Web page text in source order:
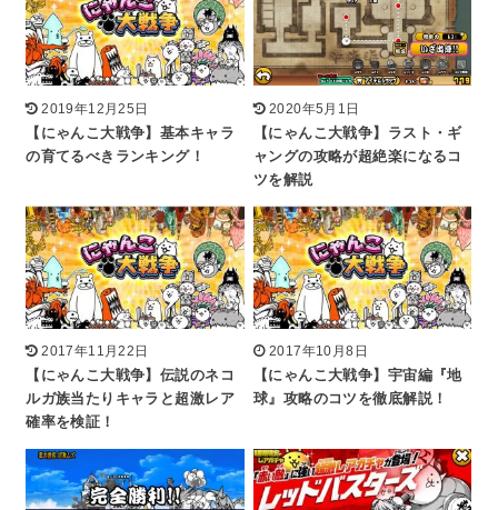
2019年12月25日
【にゃんこ大戦争】基本キャラ
の育てるべきランキング！
2020年5月1日
【にゃんこ大戦争】ラスト・ギ
ャングの攻略が超絶楽になるコ
ツを解説
2017年11月22日
【にゃんこ大戦争】伝説のネコ
ルガ族当たりキャラと超激レア
確率を検証！
2017年10月8日
【にゃんこ大戦争】宇宙編『地
球』攻略のコツを徹底解説！